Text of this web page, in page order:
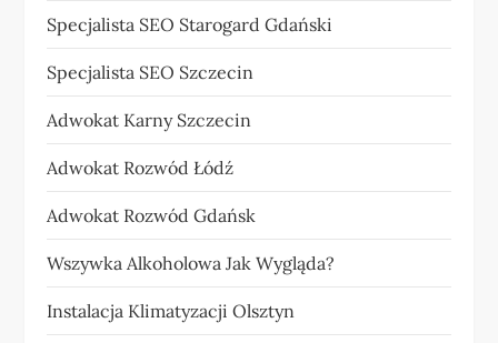
Specjalista SEO Starogard Gdański
Specjalista SEO Szczecin
Adwokat Karny Szczecin
Adwokat Rozwód Łódź
Adwokat Rozwód Gdańsk
Wszywka Alkoholowa Jak Wygląda?
Instalacja Klimatyzacji Olsztyn